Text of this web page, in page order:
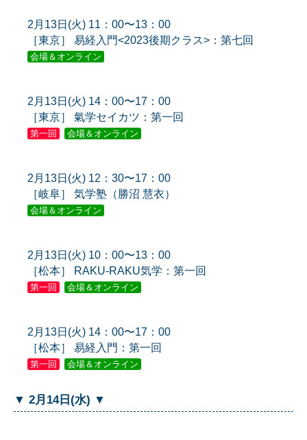
2月13日(火) 11：00〜13：00
［東京］ 易経入門<2023後期クラス>：第七回
会場＆オンライン
2月13日(火) 14：00〜17：00
［東京］ 氣学セイカツ：第一回
第一回 会場＆オンライン
2月13日(火) 12：30〜17：00
［岐阜］ 気学塾（勝沼 慧衣）
会場＆オンライン
2月13日(火) 10：00〜13：00
［松本］ RAKU-RAKU気学：第一回
第一回 会場＆オンライン
2月13日(火) 14：00〜17：00
［松本］ 易経入門：第一回
第一回 会場＆オンライン
▼ 2月14日(水) ▼